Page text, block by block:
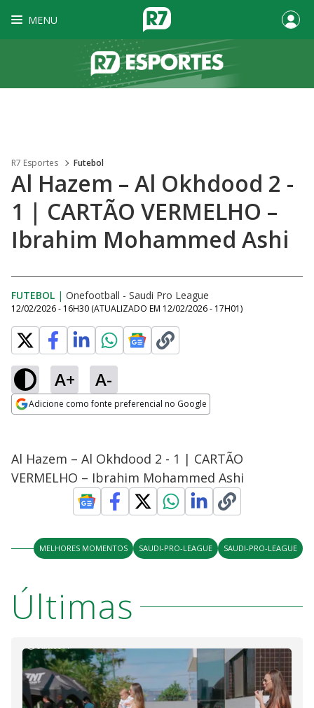
MENU
R7 Esportes Futebol
Al Hazem – Al Okhdood 2 -
1 | CARTÃO VERMELHO –
Ibrahim Mohammed Ashi
FUTEBOL | Onefootball - Saudi Pro League
12/02/2026 - 16H30 (ATUALIZADO EM 12/02/2026 - 17H01)
A+ A-
Adicione como fonte preferencial no Google
Al Hazem – Al Okhdood 2 - 1 | CARTÃO
VERMELHO – Ibrahim Mohammed Ashi
MELHORES MOMENTOS SAUDI-PRO-LEAGUE SAUDI-PRO-LEAGUE
Últimas